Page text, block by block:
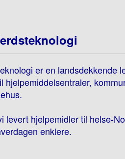
er en landsdekkende
hjelpemiddelsentraler,
levert hjelpemidler til helse-
enklere.